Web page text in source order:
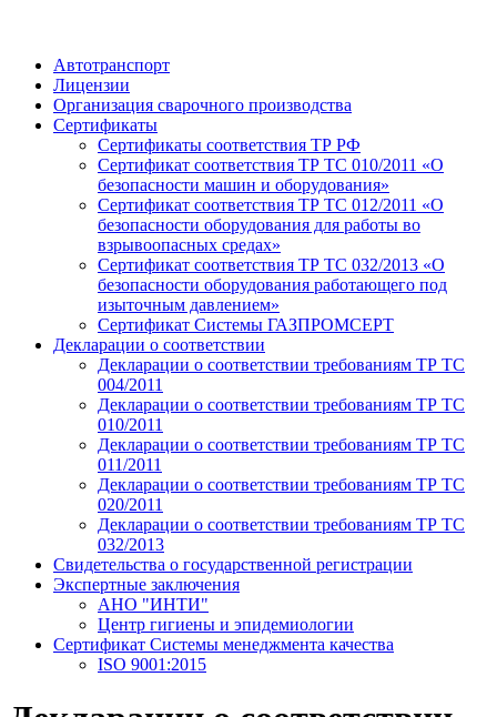
Автотранспорт
Лицензии
Организация сварочного производства
Cертификаты
Сертификаты соответствия ТР РФ
Сертификат соответствия ТР ТС 010/2011 «О
безопасности машин и оборудования»
Сертификат соответствия ТР ТС 012/2011 «О
безопасности оборудования для работы во
взрывоопасных средах»
Сертификат соответствия ТР ТС 032/2013 «О
безопасности оборудования работающего под
изыточным давлением»
Сертификат Системы ГАЗПРОМСЕРТ
Декларации о соответствии
Декларации о соответствии требованиям ТР ТС
004/2011
Декларации о соответствии требованиям ТР ТС
010/2011
Декларации о соответствии требованиям ТР ТС
011/2011
Декларации о соответствии требованиям ТР ТС
020/2011
Декларации о соответствии требованиям ТР ТС
032/2013
Свидетельства о государственной регистрации
Экспертные заключения
АНО "ИНТИ"
Центр гигиены и эпидемиологии
Сертификат Системы менеджмента качества
ISO 9001:2015